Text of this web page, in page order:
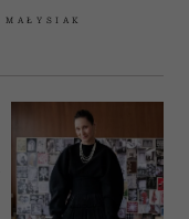
MAŁYSIAK